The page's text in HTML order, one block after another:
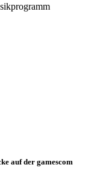
auf der gamescom